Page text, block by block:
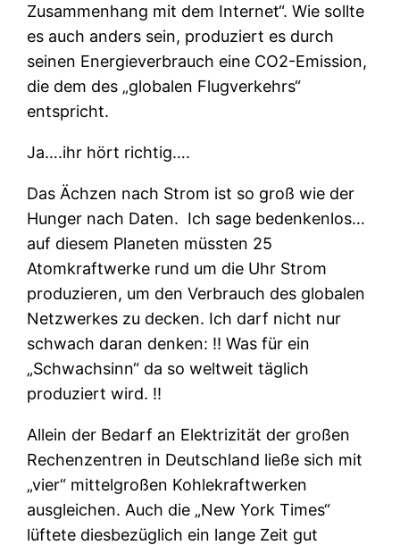
Zusammenhang mit dem Internet“. Wie sollte
es auch anders sein, produziert es durch
seinen Energieverbrauch eine CO2-Emission,
die dem des „globalen Flugverkehrs“
entspricht.
Ja….ihr hört richtig….
Das Ächzen nach Strom ist so groß wie der
Hunger nach Daten. Ich sage bedenkenlos…
auf diesem Planeten müssten 25
Atomkraftwerke rund um die Uhr Strom
produzieren, um den Verbrauch des globalen
Netzwerkes zu decken. Ich darf nicht nur
schwach daran denken: ‼ Was für ein
„Schwachsinn“ da so weltweit täglich
produziert wird. ‼
Allein der Bedarf an Elektrizität der großen
Rechenzentren in Deutschland ließe sich mit
„vier“ mittelgroßen Kohlekraftwerken
ausgleichen. Auch die „New York Times“
lüftete diesbezüglich ein lange Zeit gut